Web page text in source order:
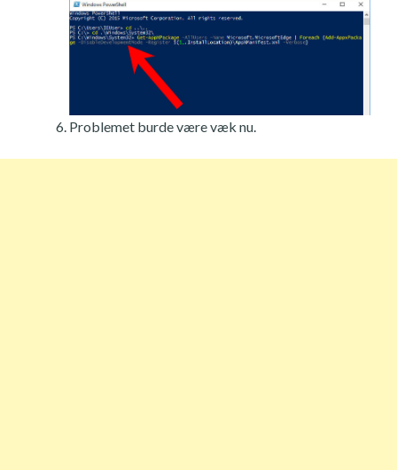
Problemet burde være væk nu.